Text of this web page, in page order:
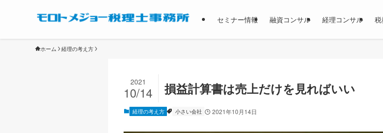
セミナー情報 融資コンサル 経理コンサル
ホーム 経理の考え方
損益計算書は売上だけを見ればいい
2021
10/14
経理の考え方 小さい会社 2021年10月14日